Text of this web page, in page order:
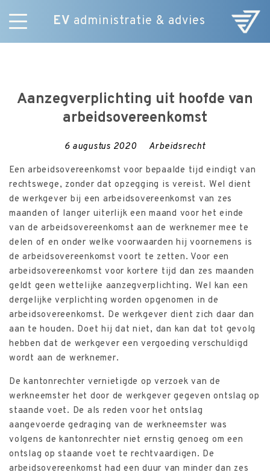
EV administratie & advies
Skip
Nieuws
Aanzegverplichting uit hoofde van
arbeidsovereenkomst
6 augustus 2020 Arbeidsrecht
Een arbeidsovereenkomst voor bepaalde tijd eindigt van
rechtswege, zonder dat opzegging is vereist. Wel dient
de werkgever bij een arbeidsovereenkomst van zes
maanden of langer uiterlijk een maand voor het einde
van de arbeidsovereenkomst aan de werknemer mee te
delen of en onder welke voorwaarden hij voornemens is
de arbeidsovereenkomst voort te zetten. Voor een
arbeidsovereenkomst voor kortere tijd dan zes maanden
geldt geen wettelijke aanzegverplichting. Wel kan een
dergelijke verplichting worden opgenomen in de
arbeidsovereenkomst. De werkgever dient zich daar dan
aan te houden. Doet hij dat niet, dan kan dat tot gevolg
hebben dat de werkgever een vergoeding verschuldigd
wordt aan de werknemer.
De kantonrechter vernietigde op verzoek van de
werkneemster het door de werkgever gegeven ontslag op
staande voet. De als reden voor het ontslag
aangevoerde gedraging van de werkneemster was
volgens de kantonrechter niet ernstig genoeg om een
ontslag op staande voet te rechtvaardigen. De
arbeidsovereenkomst had een duur van minder dan zes